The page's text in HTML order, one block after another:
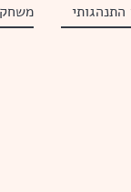
התנהגותי